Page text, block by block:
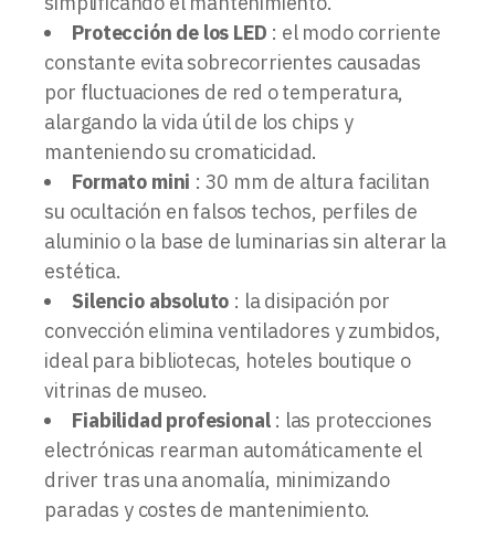
Protección de los LED : el modo corriente
constante evita sobrecorrientes causadas
por fluctuaciones de red o temperatura,
alargando la vida útil de los chips y
manteniendo su cromaticidad.
Formato mini : 30 mm de altura facilitan
su ocultación en falsos techos, perfiles de
aluminio o la base de luminarias sin alterar la
estética.
Silencio absoluto : la disipación por
convección elimina ventiladores y zumbidos,
ideal para bibliotecas, hoteles boutique o
vitrinas de museo.
Fiabilidad profesional: las protecciones
electrónicas rearman automáticamente el
driver tras una anomalía, minimizando
paradas y costes de mantenimiento.